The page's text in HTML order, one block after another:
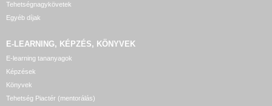
Tehetségnagykövetek
Egyéb díjak
E-LEARNING, KÉPZÉS, KÖNYVEK
E-learning tananyagok
Képzések
Könyvek
Tehetség Piactér (mentorálás)